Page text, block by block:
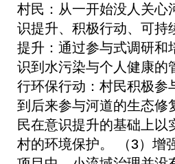
村民：从一开始没人关心
识提升、积极行动、可持
提升：通过参与式调研和
识到水污染与个人健康的
行环保行动：村民积极参
到后来参与河道的生态修
民在意识提升的基础上以
村的环境保护。 （3）增